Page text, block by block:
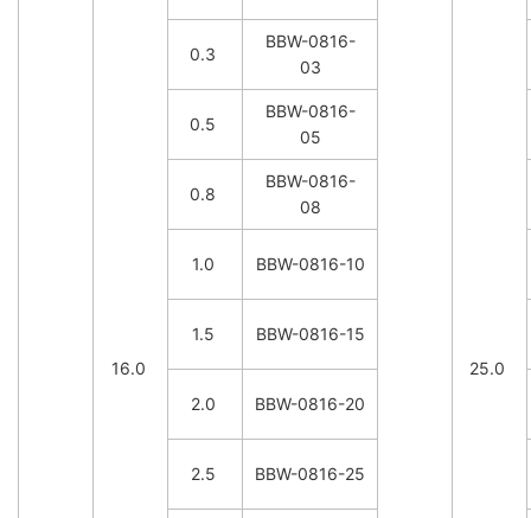
16.0 25.0
0.3
BBW-0816-
03
0.5
BBW-0816-
05
0.8
BBW-0816-
08
1.0 BBW-0816-10
1.5 BBW-0816-15
2.0 BBW-0816-20
2.5 BBW-0816-25